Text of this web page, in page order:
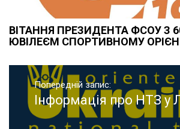
ВІТАННЯ ПРЕЗИДЕНТА ФСОУ З
ЮВІЛЕЄМ СПОРТИВНОМУ
Навігація
записів
Попередній запис:
Попередній
запис:
Інформація про НТЗ у